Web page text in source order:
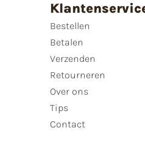
Bestellen
Betalen
Verzenden
Retourneren
Over ons
Tips
Contact